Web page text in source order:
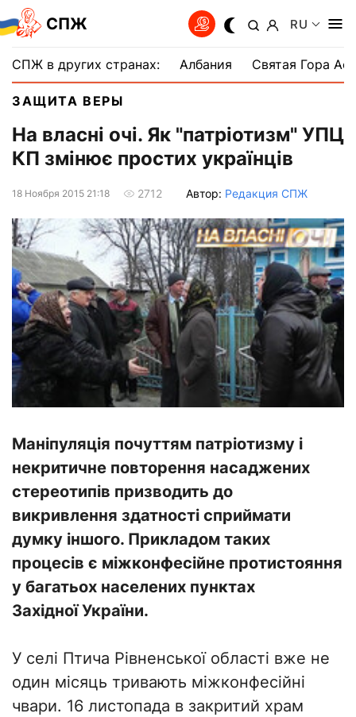
СПЖ RU
СПЖ в других странах: Албания Святая Гора
ЗАЩИТА ВЕРЫ
На власні очі. Як "патріотизм" УПЦ
КП змінює простих українців
18 Ноября 2015 21:18 2712 Автор: Редакция СПЖ
Маніпуляція почуттям патріотизму і
некритичне повторення насаджених
стереотипів призводить до
викривлення здатності сприймати
думку іншого. Прикладом таких
процесів є міжконфесійне протистояння
у багатьох населених пунктах
Західної України.
У селі Птича Рівненської області вже не
один місяць тривають міжконфесійні
чвари. 16 листопада в закритий храм